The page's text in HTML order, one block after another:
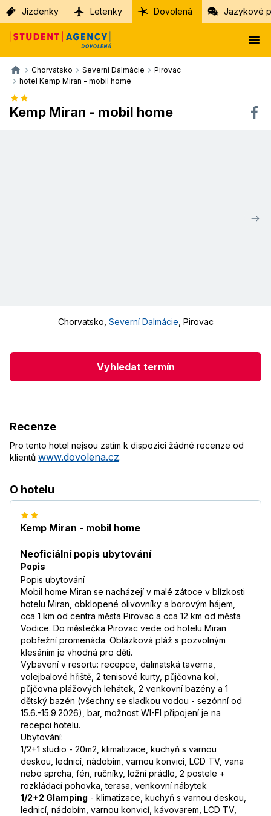
Jízdenky Letenky Dovolená Jazykové
Chorvatsko Severní Dalmácie
Pirovac
hotel Kemp Miran - mobil home
Kemp Miran - mobil home
Chorvatsko Severní Dalmácie Pirovac
Vyhledat termín
Recenze
Pro tento hotel nejsou zatím k dispozici žádné recenze od
klientů www.dovolena.cz.
O hotelu
Kemp Miran - mobil home
Neoficiální popis ubytování
Popis
Popis ubytování
Mobil home Miran se nacházejí v malé zátoce v blízkosti
hotelu Miran, obklopené olivovníky a borovým hájem,
cca 1 km od centra města Pirovac a cca 12 km od města
Vodice. Do městečka Pirovac vede od hotelu Miran
pobřežní promenáda. Oblázková pláž s pozvolným
klesáním je vhodná pro děti.
Vybavení v resortu: recepce, dalmatská taverna,
volejbalové hřiště, 2 tenisové kurty, půjčovna kol,
půjčovna plážových lehátek, 2 venkovní bazény a 1
dětský bazén (všechny se sladkou vodou - sezónní od
15.6.-15.9.2026), bar, možnost WI-FI připojení je na
recepci hotelu.
Ubytování:
1/2+1 studio - 20m2, klimatizace, kuchyň s varnou
deskou, lednicí, nádobím, varnou konvicí, LCD TV, vana
nebo sprcha, fén, ručníky, ložní prádlo, 2 postele +
rozkládací pohovka, terasa, venkovní nábytek
1/2+2 Glamping - klimatizace, kuchyň s varnou deskou,
lednicí, nádobím, varnou konvicí, kávovarem, LCD TV,